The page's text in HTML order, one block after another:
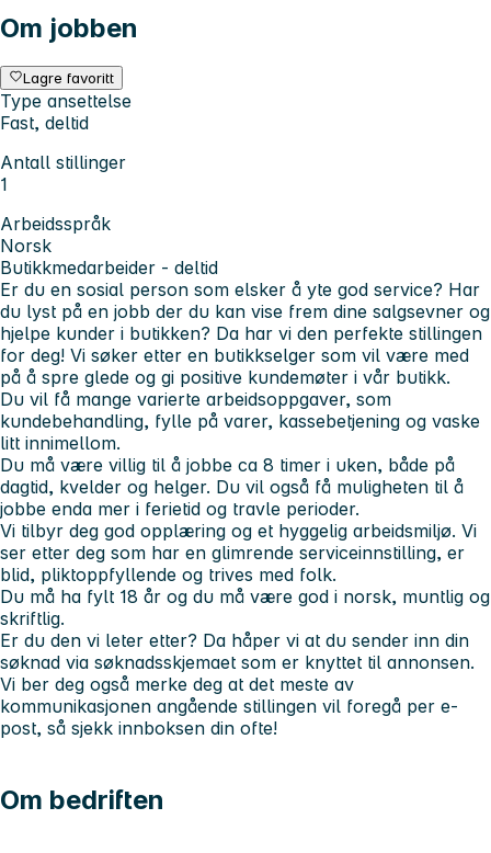
Om jobben
Lagre favoritt
Type ansettelse
Fast, deltid
Antall stillinger
1
Arbeidsspråk
Norsk
Butikkmedarbeider - deltid
Er du en sosial person som elsker å yte god service? Har
du lyst på en jobb der du kan vise frem dine salgsevner og
hjelpe kunder i butikken? Da har vi den perfekte stillingen
for deg! Vi søker etter en butikkselger som vil være med
på å spre glede og gi positive kundemøter i vår butikk.
Du vil få mange varierte arbeidsoppgaver, som
kundebehandling, fylle på varer, kassebetjening og vaske
litt innimellom.
Du må være villig til å jobbe ca 8 timer i uken, både på
dagtid, kvelder og helger. Du vil også få muligheten til å
jobbe enda mer i ferietid og travle perioder.
Vi tilbyr deg god opplæring og et hyggelig arbeidsmiljø. Vi
ser etter deg som har en glimrende serviceinnstilling, er
blid, pliktoppfyllende og trives med folk.
Du må ha fylt 18 år og du må være god i norsk, muntlig og
skriftlig.
Er du den vi leter etter? Da håper vi at du sender inn din
søknad via søknadsskjemaet som er knyttet til annonsen.
Vi ber deg også merke deg at det meste av
kommunikasjonen angående stillingen vil foregå per e-
post, så sjekk innboksen din ofte!
Om bedriften